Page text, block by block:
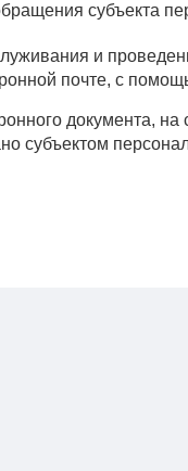
субъекта
и
почте, с
документа, на
субъектом